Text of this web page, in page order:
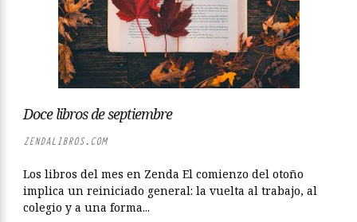
Doce libros de septiembre
ZENDALIBROS.COM
Los libros del mes en Zenda El comienzo del otoño
implica un reiniciado general: la vuelta al trabajo, al
colegio y a una forma...